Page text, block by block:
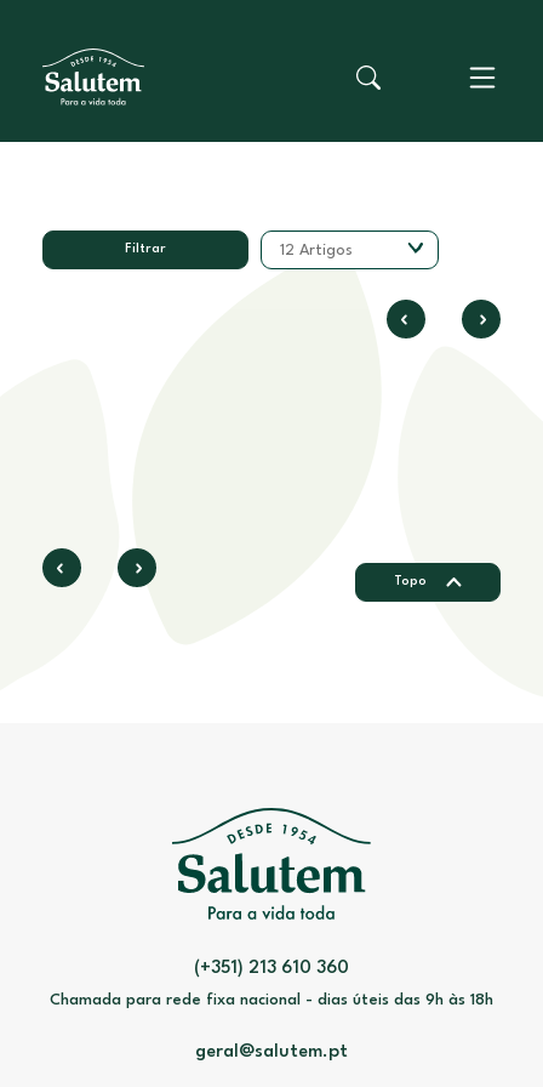
Filtrar 12 Artigos
Topo
(+351) 213 610 360
Chamada para rede fixa nacional - dias úteis das 9h às 18h
geral@salutem.pt